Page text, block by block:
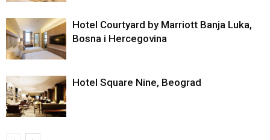
Hotel Courtyard by Marriott Banja Luka,
Bosna i Hercegovina
Hotel Square Nine, Beograd